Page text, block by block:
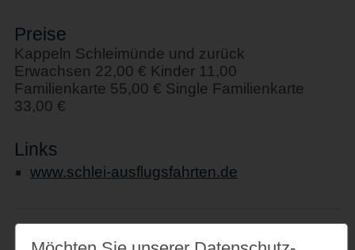
Preise
Kappeln Schleimünde und zurück
Erwachsen 22,00 € Kinder 11,00
Familienkarte 55,00 € Single Familienkarte
33,00 €
Links
www.schlei-ausflugsfahrten.de